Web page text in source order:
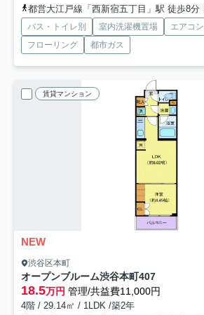
都営大江戸線「西新宿五丁目」駅 徒歩8分
バス・トイレ別 室内洗濯機置場 エアコン
フローリング
都市ガス
賃貸マンション
NEW
渋谷区本町
オープンブルーム渋谷本町407
18.5万円 管理/共益費11,000円
4階 / 29.14㎡ / 1LDK /築2年